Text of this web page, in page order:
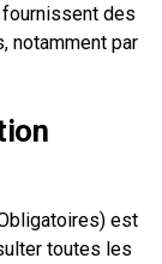
des
notamment par
est
toutes les